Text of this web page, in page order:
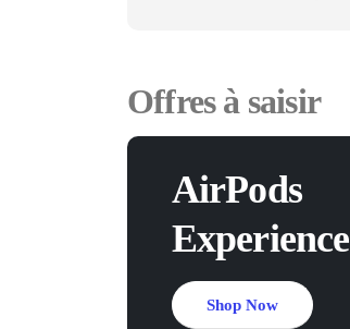
Offres à saisir
AirPods
Experience
Shop Now